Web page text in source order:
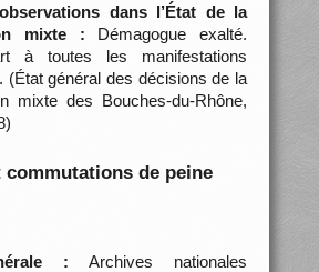
dans l’État de la
mixte : Démagogue exalté.
à toutes les manifestations
(État général des décisions de la
mixte des Bouches-du-Rhône,
commutations de peine
: Archives nationales